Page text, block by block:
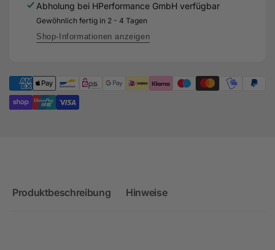
TFSI
CEP
CZG
2.5
TFSI
CEP
Abholung bei HPerformance GmbH verfügbar
Gewöhnlich fertig in 2 - 4 Tagen
Shop-Informationen anzeigen
Produktbeschreibung Hinweise